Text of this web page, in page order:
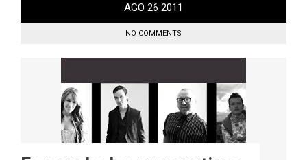
AGO 26 2011
NO COMMENTS